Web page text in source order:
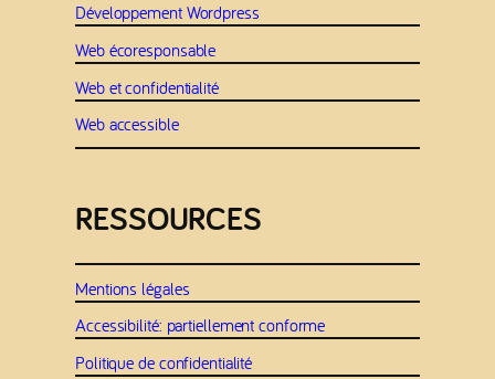
Développement Wordpress
Web écoresponsable
Web et confidentialité
Web accessible
RESSOURCES
Mentions légales
Accessibilité: partiellement conforme
Politique de confidentialité